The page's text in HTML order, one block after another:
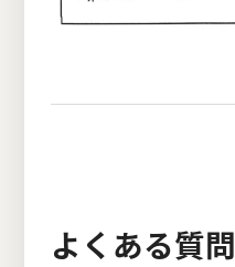
よくある質問